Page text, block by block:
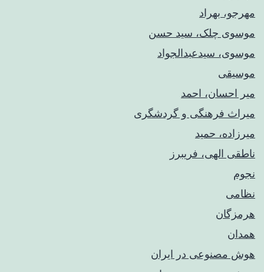
مهرجو، بهراد
موسوی چلک، سید حسن
موسوی، سیدعبدالجواد
موسیقی
میر احسان، احمد
میراث فرهنگی و گردشگری
میرزاده، حمید
ناطقی الهی، فریبرز
نجوم
نظامی
هرمزگان
همدان
هوش مصنوعی در ایران